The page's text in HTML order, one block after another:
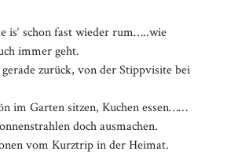
is‘ schon fast wieder rum…..wie
immer geht.
zurück, von der Stippvisite bei
im Garten sitzen, Kuchen essen……
doch ausmachen.
vom Kurztrip in der Heimat.